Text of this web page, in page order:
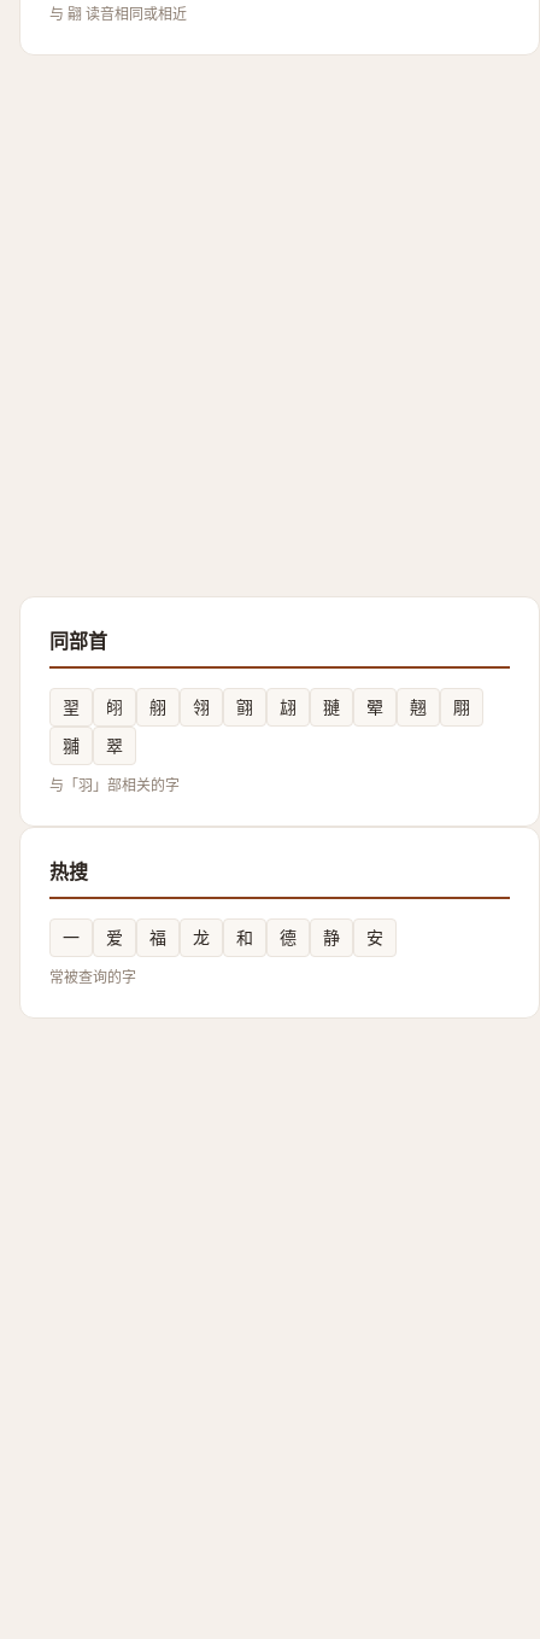
与 翤 读音相同或相近
同部首
䍿 䎅 䎇 翎 翧 翃 翴 翚 翹
翢
䎍
翠
与「羽」部相关的字
热搜
一 爱 福 龙 和 德 静 安
常被查询的字